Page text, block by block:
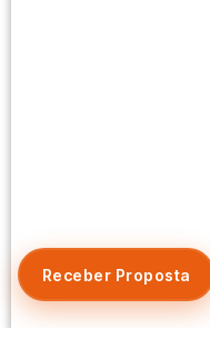
Receber Proposta